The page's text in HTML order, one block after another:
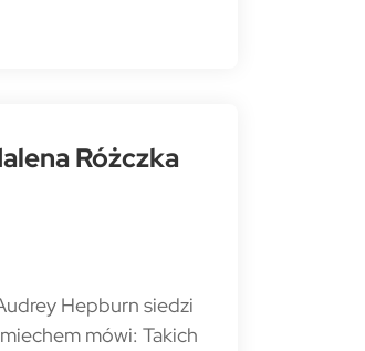
Różczka
Hepburn siedzi
mówi: Takich